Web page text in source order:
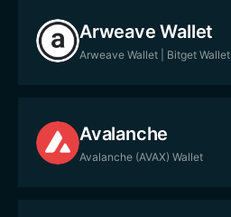
Arweave Wallet
Arweave Wallet | Bitget Wallet
Avalanche
Avalanche (AVAX) Wallet